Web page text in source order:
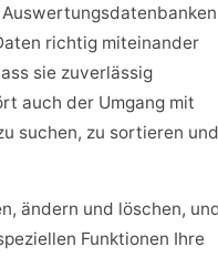
richtig miteinander
sie zuverlässig
auch der Umgang mit
suchen, zu sortieren und
ändern und löschen,
Funktionen Ihre